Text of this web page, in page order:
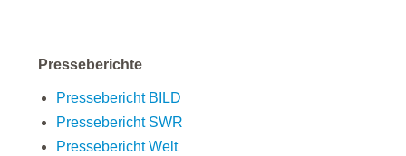
Presseberichte
Pressebericht BILD
Pressebericht SWR
Pressebericht Welt